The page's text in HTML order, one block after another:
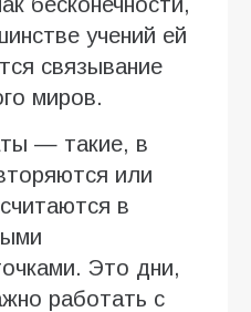
учений ей
связывание
миров.
— такие, в
или
в
Это дни,
работать с